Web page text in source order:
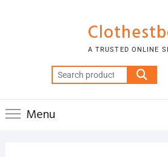
A TRUSTED ONLINE
Search
for:
Menu